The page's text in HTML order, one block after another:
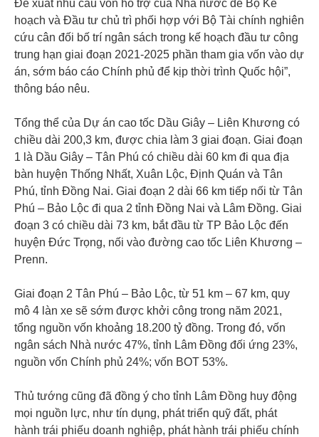
Đề xuất nhu cầu vốn hỗ trợ của Nhà nước để Bộ Kế
hoạch và Đầu tư chủ trì phối hợp với Bộ Tài chính nghiên
cứu cân đối bố trí ngân sách trong kế hoạch đầu tư công
trung hạn giai đoạn 2021-2025 phần tham gia vốn vào dự
án, sớm báo cáo Chính phủ để kịp thời trình Quốc hội”,
thông báo nêu.
Tổng thể của Dự án cao tốc Dầu Giây – Liên Khương có
chiều dài 200,3 km, được chia làm 3 giai đoạn. Giai đoạn
1 là Dầu Giây – Tân Phú có chiều dài 60 km đi qua địa
bàn huyện Thống Nhất, Xuân Lộc, Định Quán và Tân
Phú, tỉnh Đồng Nai. Giai đoạn 2 dài 66 km tiếp nối từ Tân
Phú – Bảo Lộc đi qua 2 tỉnh Đồng Nai và Lâm Đồng. Giai
đoạn 3 có chiều dài 73 km, bắt đầu từ TP Bảo Lộc đến
huyện Đức Trọng, nối vào đường cao tốc Liên Khương –
Prenn.
Giai đoạn 2 Tân Phú – Bảo Lộc, từ 51 km – 67 km, quy
mô 4 làn xe sẽ sớm được khởi công trong năm 2021,
tổng nguồn vốn khoảng 18.200 tỷ đồng. Trong đó, vốn
ngân sách Nhà nước 47%, tỉnh Lâm Đồng đối ứng 23%,
nguồn vốn Chính phủ 24%; vốn BOT 53%.
Thủ tướng cũng đã đồng ý cho tỉnh Lâm Đồng huy động
mọi nguồn lực, như tín dụng, phát triển quỹ đất, phát
hành trái phiếu doanh nghiệp, phát hành trái phiếu chính